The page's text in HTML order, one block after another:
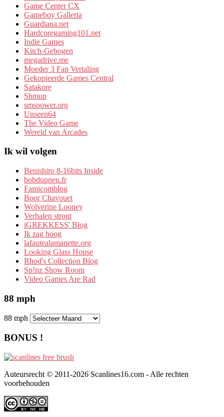
Game Center CX
Gameboy Galleria
Guardiana.net
Hardcoregaming101.net
Indie Games
Kitch-Gebogen
megadrive.me
Moeder 3 Fan Vertaling
Gekopieerde Games Central
Satakore
Shmup
smspower.org
Unseen64
The Video Game
Wereld van Arcades
Ik wil volgen
Benishiro 8-16bits Inside
bobdupneu.fr
Famicomblog
Boor Chavouet
Wolverine Looney
Verhalen stront
iGREKKESS' Blog
Ik zag hoog
lafautealamanette.org
Looking Glass House
Rhod's Collection Blog
Sp!nz Show Room
Video Games Are Rad
88 mph
88 mph
BONUS !
Auteursrecht © 2011-2026 Scanlines16.com - Alle rechten
voorbehouden